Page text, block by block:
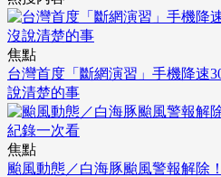
焦點
台灣首度「斷網演習」手機降速
說清楚的事
焦點
颱風動態／白海豚颱風警報解除